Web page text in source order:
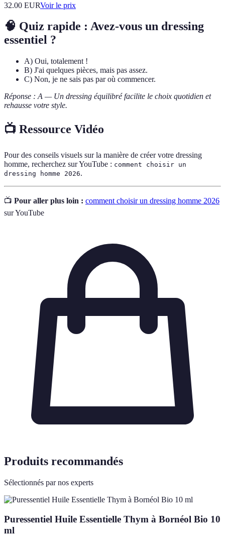
32.00 EURVoir le prix
🧠 Quiz rapide : Avez-vous un dressing
essentiel ?
A) Oui, totalement !
B) J'ai quelques pièces, mais pas assez.
C) Non, je ne sais pas par où commencer.
Réponse : A — Un dressing équilibré facilite le choix quotidien et
rehausse votre style.
📺 Ressource Vidéo
Pour des conseils visuels sur la manière de créer votre dressing
homme, recherchez sur YouTube : comment choisir un
dressing homme 2026.
📺 Pour aller plus loin : comment choisir un dressing homme 2026
sur YouTube
Produits recommandés
Sélectionnés par nos experts
Puressentiel Huile Essentielle Thym à Bornéol Bio 10
ml